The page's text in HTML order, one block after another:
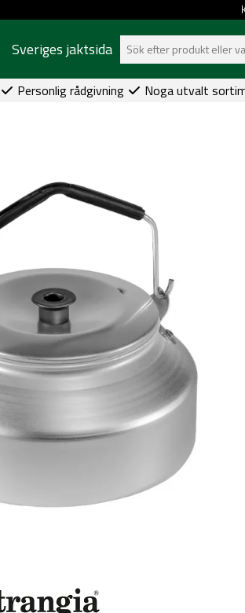
Sveriges jaktsida
Personlig rådgivning Noga utvalt